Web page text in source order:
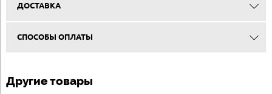
ДОСТАВКА
СПОСОБЫ ОПЛАТЫ
Другие товары